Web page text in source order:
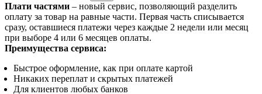
Плати частями – новый сервис, позволяющий разделить
оплату за товар на равные части. Первая часть списывается
сразу, оставшиеся платежи через каждые 2 недели или месяц
при выборе 4 или 6 месяцев оплаты.
Преимущества сервиса:
Быстрое оформление, как при оплате картой
Никаких переплат и скрытых платежей
Для клиентов любых банков